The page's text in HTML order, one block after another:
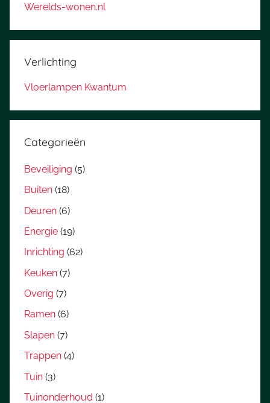
Werelds-wonen.nl
Verlichting
Vloerlampen Kwantum
Categorieën
Beveiliging (5)
Buiten (18)
Deuren (6)
Energie (19)
Inrichting (62)
Keuken (7)
Overig (7)
Ramen (6)
Slapen (7)
Trappen (4)
Tuin (3)
Tuinonderhoud (1)